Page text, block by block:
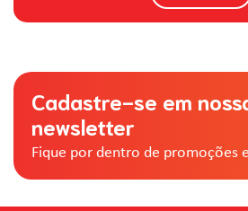
Cadastre-se em
newsletter
Fique por dentro de promoções